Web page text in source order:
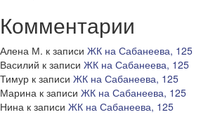
Комментарии
Алена М. к записи ЖК на Сабанеева, 125
Василий к записи ЖК на Сабанеева, 125
Тимур к записи ЖК на Сабанеева, 125
Марина к записи ЖК на Сабанеева, 125
Нина к записи ЖК на Сабанеева, 125